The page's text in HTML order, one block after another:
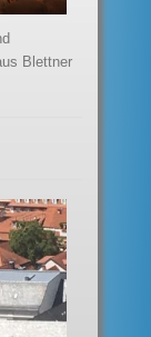
Blettner